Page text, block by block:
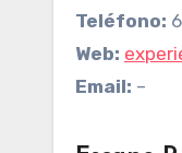
Teléfono:
Web:
Email: –